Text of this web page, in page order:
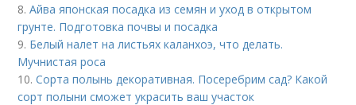
8.Айва японская посадка из семян и уход в открытом
грунте. Подготовка почвы и посадка
9. Белый налет на листьях каланхоэ, что делать.
Мучнистая роса
10.Сорта полынь декоративная. Посеребрим сад? Какой
сорт полыни сможет украсить ваш участок